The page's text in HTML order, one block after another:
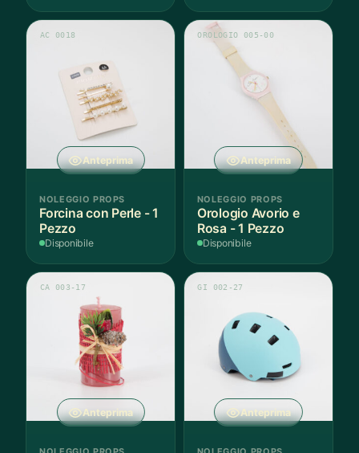
Anteprima
AC 0018
NOLEGGIO PROPS
Forcina con Perle - 1
Pezzo
Disponibile
Anteprima
OROLOGIO 005-00
NOLEGGIO PROPS
Orologio Avorio e
Rosa - 1 Pezzo
Disponibile
Anteprima
CA 003-17
Anteprima
GI 002-27